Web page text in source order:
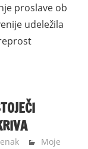
proslave ob
udeležila
Moje